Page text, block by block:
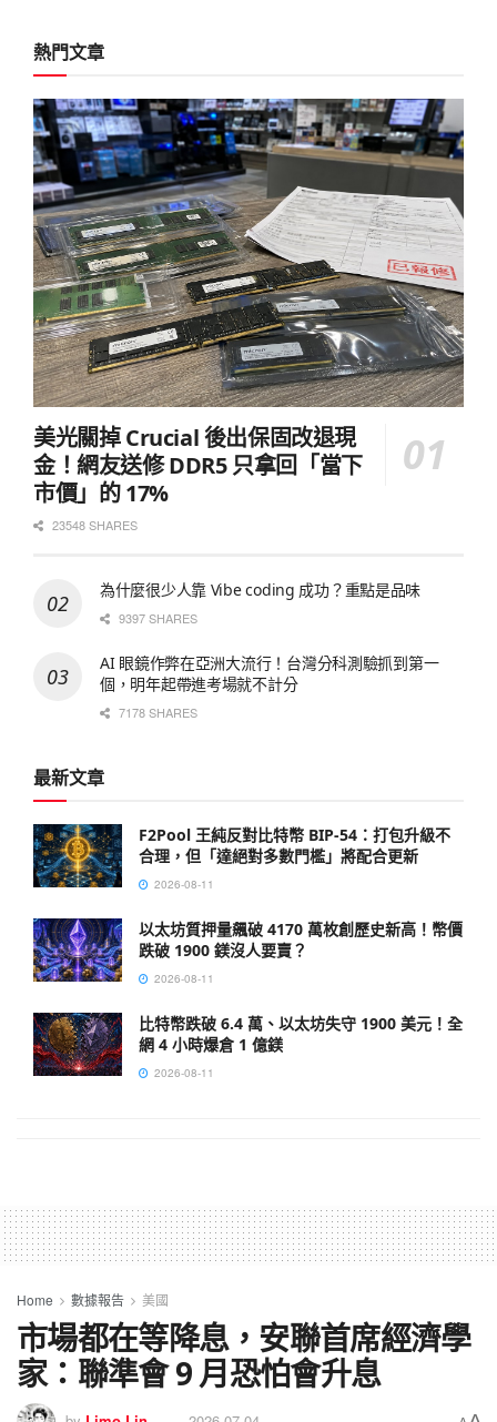
熱門文章
美光關掉 Crucial 後出保固改退現
金！網友送修 DDR5 只拿回「當下
市價」的 17%
23548 SHARES
為什麼很少人靠 Vibe coding 成功？重點是品味
9397 SHARES
AI 眼鏡作弊在亞洲大流行！台灣分科測驗抓到第一
個，明年起帶進考場就不計分
7178 SHARES
最新文章
F2Pool 王純反對比特幣 BIP-54：打包升級不
合理，但「達絕對多數門檻」將配合更新
2026-08-11
以太坊質押量飆破 4170 萬枚創歷史新高！幣價
跌破 1900 鎂沒人要賣？
2026-08-11
比特幣跌破 6.4 萬、以太坊失守 1900 美元！全
網 4 小時爆倉 1 億鎂
2026-08-11
Home 數據報告 美國
市場都在等降息，安聯首席經濟學
家：聯準會 9 月恐怕會升息